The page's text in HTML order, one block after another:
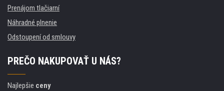
Prenájom tlačiarní
Náhradné plnenie
Odstoupení od smlouvy
PREČO NAKUPOVAŤ U NÁS?
Najlepšie ceny